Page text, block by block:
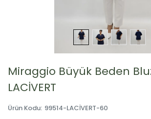
Miraggio Büyük Beden
LACİVERT
Ürün Kodu: 99514-LACİVERT-60